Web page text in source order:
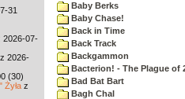
31
2026-07-
z 2026-
(30)
Żyła z
Baby Berks
Baby Chase!
Back in Time
Back Track
Backgammon
Bacterion! - The Plague of
Bad Bat Bart
Bagh Chal